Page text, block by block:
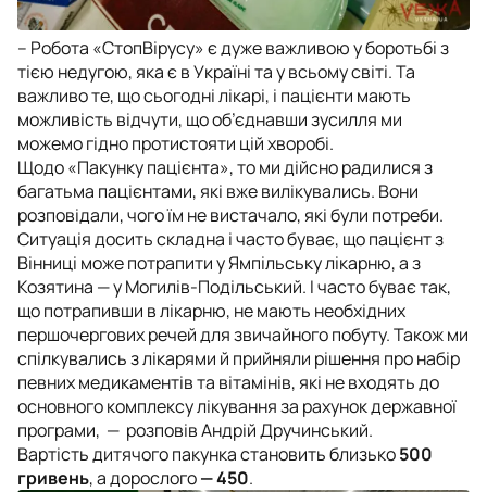
– Робота «СтопВірусу» є дуже важливою у боротьбі з
тією недугою, яка є в Україні та у всьому світі. Та
важливо те, що сьогодні лікарі, і пацієнти мають
можливість відчути, що об’єднавши зусилля ми
можемо гідно протистояти цій хворобі.
Щодо «Пакунку пацієнта», то ми дійсно радилися з
багатьма пацієнтами, які вже вилікувались. Вони
розповідали, чого їм не вистачало, які були потреби.
Ситуація досить складна і часто буває, що пацієнт з
Вінниці може потрапити у Ямпільську лікарню, а з
Козятина — у Могилів-Подільський. І часто буває так,
що потрапивши в лікарню, не мають необхідних
першочергових речей для звичайного побуту. Також ми
спілкувались з лікарями й прийняли рішення про набір
певних медикаментів та вітамінів, які не входять до
основного комплексу лікування за рахунок державної
програми, — розповів Андрій Дручинський.
Вартість дитячого пакунка становить близько500
гривень, а дорослого— 450.